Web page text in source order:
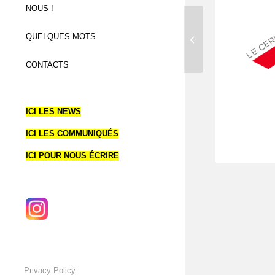
NOUS !
QUELQUES MOTS
CONTACTS
ICI LES NEWS
ICI LES COMMUNIQUÉS
ICI POUR NOUS ÉCRIRE
Privacy Policy
POUR LACOSTE